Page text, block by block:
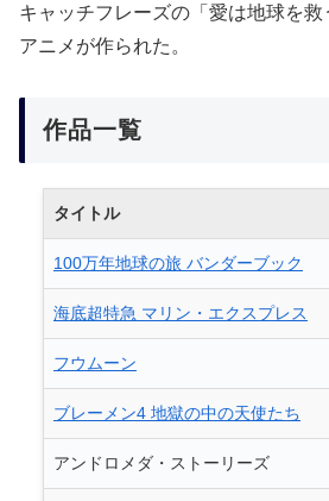
キャッチフレーズの「愛は地球を
アニメが作られた。
作品一覧
タイトル
100万年地球の旅 バンダーブック
海底超特急 マリン・エクスプレス
フウムーン
ブレーメン4 地獄の中の天使たち
アンドロメダ・ストーリーズ